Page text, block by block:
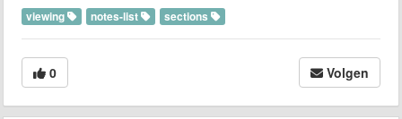
viewing notes-list sections
0 Volgen